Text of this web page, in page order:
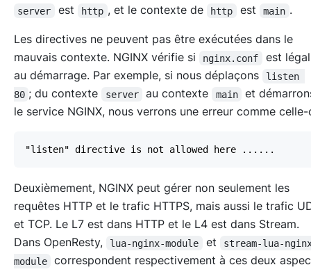
server est http , et le contexte de http est main .
Les directives ne peuvent pas être exécutées dans le
mauvais contexte. NGINX vérifie si
nginx.conf
est
au démarrage. Par exemple, si nous déplaçons
listen
80 ; du contexte server au contexte main
et
le service NGINX, nous verrons une erreur comme celle-
Deuxièmement, NGINX peut gérer non seulement les
requêtes HTTP et le trafic HTTPS, mais aussi le trafic
et TCP. Le L7 est dans HTTP et le L4 est dans Stream.
Dans OpenResty,
lua-nginx-module et
stream-lua-
module
correspondent respectivement à ces deux